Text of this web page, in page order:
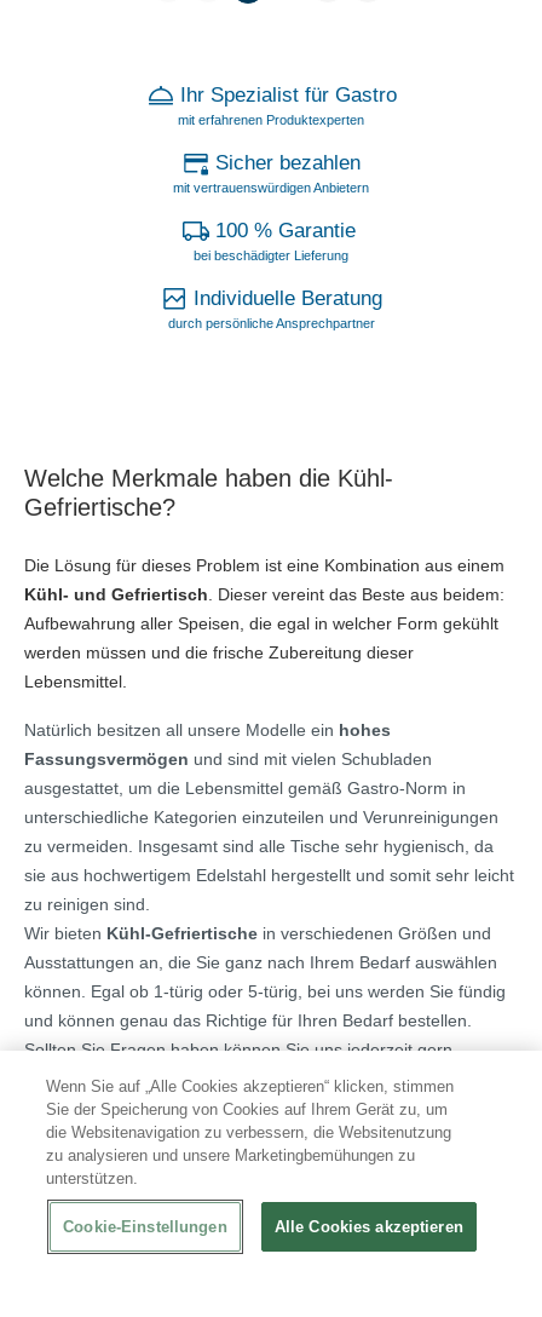
Ihr Spezialist für Gastro
mit erfahrenen Produktexperten
Sicher bezahlen
mit vertrauenswürdigen Anbietern
100 % Garantie
bei beschädigter Lieferung
Individuelle Beratung
durch persönliche Ansprechpartner
Welche Merkmale haben die Kühl-
Gefriertische?
Die Lösung für dieses Problem ist eine Kombination aus einem
Kühl- und Gefriertisch. Dieser vereint das Beste aus beidem:
Aufbewahrung aller Speisen, die egal in welcher Form gekühlt
werden müssen und die frische Zubereitung dieser
Lebensmittel.
Natürlich besitzen all unsere Modelle ein hohes
Fassungsvermögen und sind mit vielen Schubladen
ausgestattet, um die Lebensmittel gemäß Gastro-Norm in
unterschiedliche Kategorien einzuteilen und Verunreinigungen
zu vermeiden. Insgesamt sind alle Tische sehr hygienisch, da
sie aus hochwertigem Edelstahl hergestellt und somit sehr leicht
zu reinigen sind.
Wir bieten Kühl-Gefriertische in verschiedenen Größen und
Ausstattungen an, die Sie ganz nach Ihrem Bedarf auswählen
können. Egal ob 1-türig oder 5-türig, bei uns werden Sie fündig
und können genau das Richtige für Ihren Bedarf bestellen.
Sollten Sie Fragen haben können Sie uns jederzeit gern
kontaktieren und sich von uns beraten lassen.
Kühl-Gefriertische bei XXLgastro
Unsere Kühl-Gefriertische sind Teil unseres großen Sortiments
Kühl- und Gefriertischen wie z.B. Pizza-
Kühltische,Saladettenund separatenGefriertischen. Bei uns
Wenn Sie auf „Alle Cookies akzeptieren“ klicken, stimmen
Sie der Speicherung von Cookies auf Ihrem Gerät zu, um
die Websitenavigation zu verbessern, die Websitenutzung
zu analysieren und unsere Marketingbemühungen zu
unterstützen.
Cookie-Einstellungen Alle Cookies akzeptieren